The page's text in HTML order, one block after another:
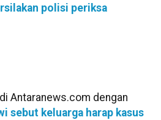
polisi periksa
Antaranews.com dengan
sebut keluarga harap kasus